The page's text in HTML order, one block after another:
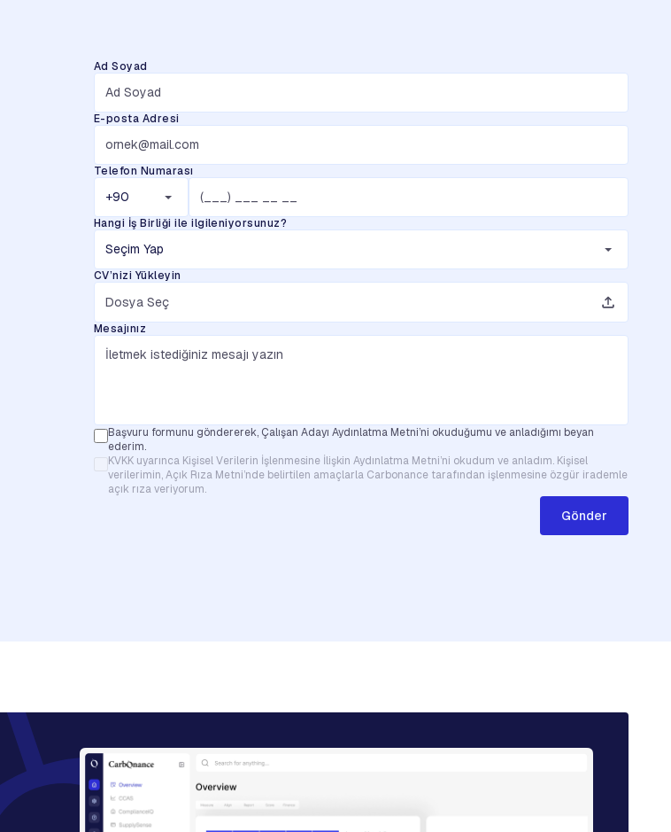
Ad Soyad
E-posta Adresi
Telefon Numarası
Hangi İş Birliği ile ilgileniyorsunuz?
CV’nizi Yükleyin
Dosya Seç
Mesajınız
Başvuru formunu göndererek, Çalışan Adayı Aydınlatma Metni’ni okuduğumu ve anladığımı beyan
ederim.
KVKK uyarınca Kişisel Verilerin İşlenmesine İlişkin Aydınlatma Metni’ni okudum ve anladım. Kişisel
verilerimin, Açık Rıza Metni’nde belirtilen amaçlarla Carbonance tarafından işlenmesine özgür irademle
açık rıza veriyorum.
Gönder